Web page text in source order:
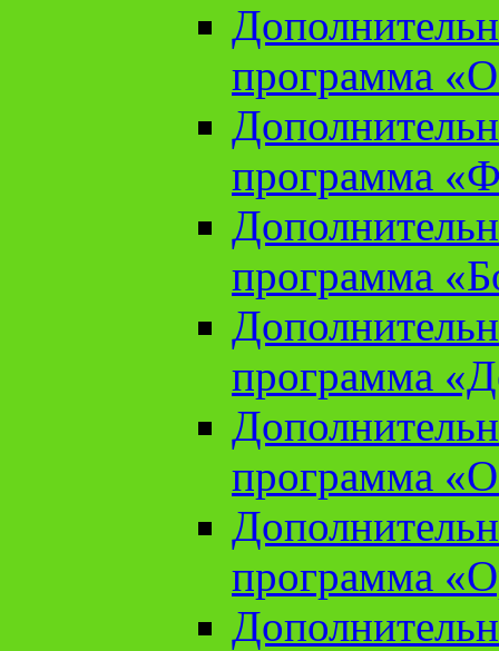
программа
программа
программа
программа
программа
программа